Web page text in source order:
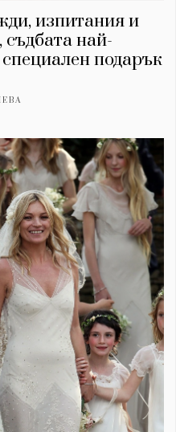
изпитания и
съдбата най-
подарък